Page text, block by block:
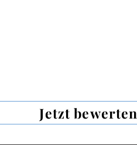
Jetzt bewerten